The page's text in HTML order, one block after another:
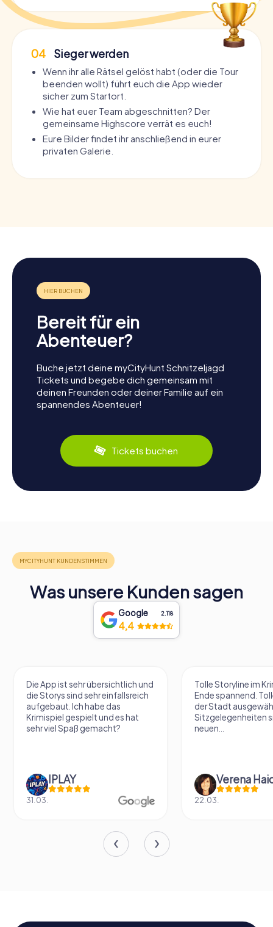
04 Sieger werden
Wenn ihr alle Rätsel gelöst habt (oder die Tour
beenden wollt) führt euch die App wieder
sicher zum Startort.
Wie hat euer Team abgeschnitten? Der
gemeinsame Highscore verrät es euch!
Eure Bilder findet ihr anschließend in eurer
privaten Galerie.
Bereit für ein
Abenteuer?
Buche jetzt deine myCityHunt Schnitzeljagd
Tickets und begebe dich gemeinsam mit
deinen Freunden oder deiner Familie auf ein
spannendes Abenteuer!
Tickets buchen
Was unsere Kunden sagen
Google 2.118
4,4
Die App ist sehr übersichtlich und
die Storys sind sehr einfallsreich
aufgebaut. Ich habe das
Krimispiel gespielt und es hat
sehr viel Spaß gemacht?
IPLAY
31.03.
Tolle Storyline im
Ende spannend.
der Stadt
Sitzgelegenheiten
neuen...
22.03.